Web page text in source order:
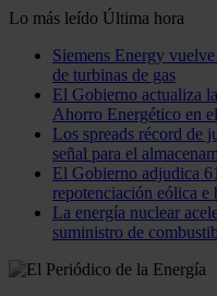
Lo más leído Última hora
Siemens Energy
de turbinas de gas
El Gobierno actualiza
Ahorro Energético en
Los spreads récord de
señal para el
El Gobierno adjudica
repotenciación eólica e
La energía nuclear
suministro de